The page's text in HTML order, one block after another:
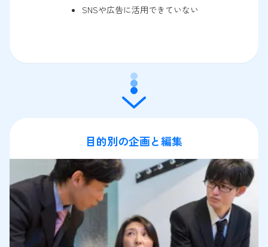
SNSや広告に活用できていない
目的別の企画と編集